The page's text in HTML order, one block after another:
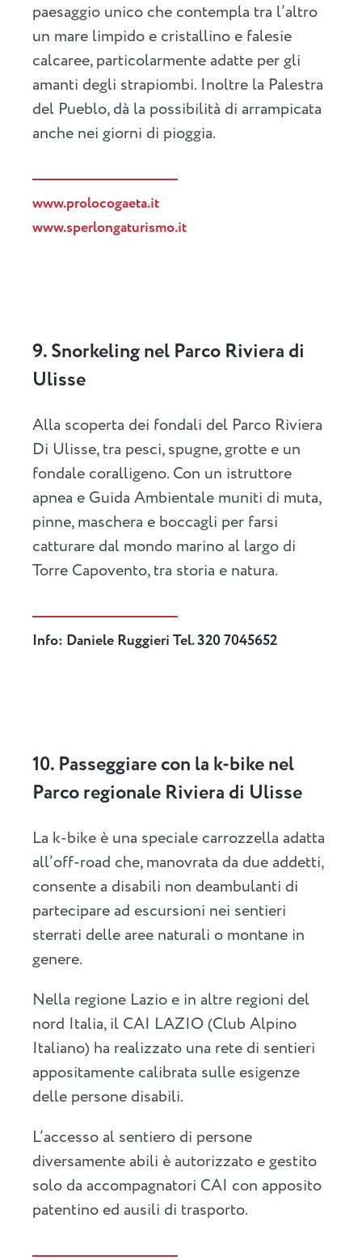
paesaggio unico che contempla tra l’altro
un mare limpido e cristallino e falesie
calcaree, particolarmente adatte per gli
amanti degli strapiombi. Inoltre la Palestra
del Pueblo, dà la possibilità di arrampicata
anche nei giorni di pioggia.
www.prolocogaeta.it
www.sperlongaturismo.it
9. Snorkeling nel Parco Riviera di
Ulisse
Alla scoperta dei fondali del Parco Riviera
Di Ulisse, tra pesci, spugne, grotte e un
fondale coralligeno. Con un istruttore
apnea e Guida Ambientale muniti di muta,
pinne, maschera e boccagli per farsi
catturare dal mondo marino al largo di
Torre Capovento, tra storia e natura.
Info: Daniele Ruggieri Tel. 320 7045652
10. Passeggiare con la k-bike nel
Parco regionale Riviera di Ulisse
La k-bike è una speciale carrozzella adatta
all’off-road che, manovrata da due addetti,
consente a disabili non deambulanti di
partecipare ad escursioni nei sentieri
sterrati delle aree naturali o montane in
genere.
Nella regione Lazio e in altre regioni del
nord Italia, il CAI LAZIO (Club Alpino
Italiano) ha realizzato una rete di sentieri
appositamente calibrata sulle esigenze
delle persone disabili.
L’accesso al sentiero di persone
diversamente abili è autorizzato e gestito
solo da accompagnatori CAI con apposito
patentino ed ausili di trasporto.